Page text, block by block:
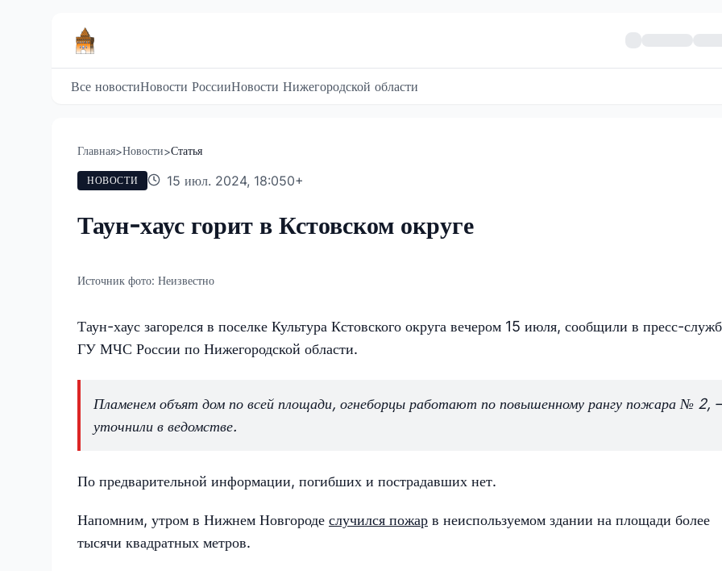
Все новостиНовости РоссииНовости Нижегородской области
Главная>Новости>Статья
НОВОСТИ 15 июл. 2024, 18:050+
Таун-хаус горит в Кстовском округе
Источник фото: Неизвестно
Таун-хаус загорелся в поселке Культура Кстовского округа вечером 15 июля, сообщили в пресс-
ГУ МЧС России по Нижегородской области.
Пламенем объят дом по всей площади, огнеборцы работают по повышенному рангу пожара № 2,
уточнили в ведомстве.
По предварительной информации, погибших и пострадавших нет.
Напомним, утром в Нижнем Новгороде случился пожар в неиспользуемом здании на площади более
тысячи квадратных метров.